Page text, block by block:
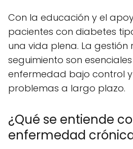
Con la educación y el
pacientes con diabetes
una vida plena. La gestión
seguimiento son
enfermedad bajo control
problemas a largo plazo.
¿Qué se entiende
enfermedad